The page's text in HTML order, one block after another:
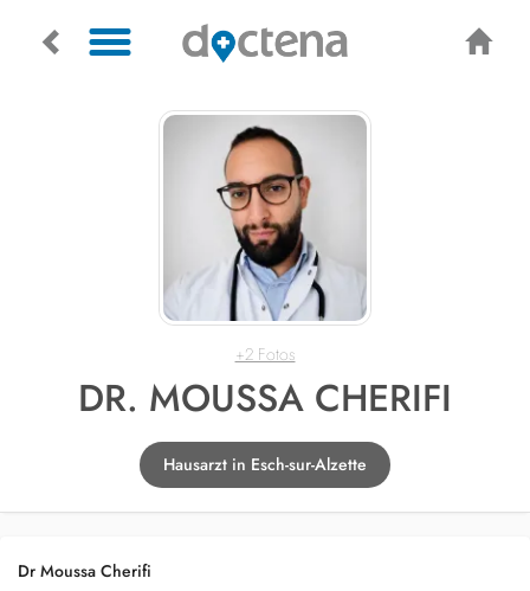
+2 Fotos
DR. MOUSSA CHERIFI
Hausarzt in Esch-sur-Alzette
Dr Moussa Cherifi